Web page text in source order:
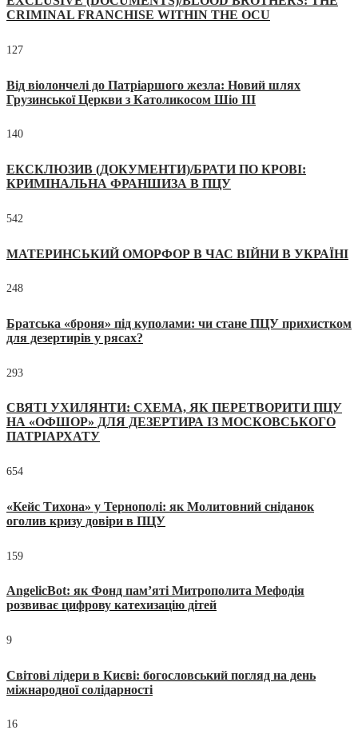
CRIMINAL FRANCHISE WITHIN THE OCU
127
Від віолончелі до Патріаршого жезла: Новий шлях
Грузинської Церкви з Католикосом Шіо III
140
ЕКСКЛЮЗИВ (ДОКУМЕНТИ)/БРАТИ ПО КРОВІ:
КРИМІНАЛЬНА ФРАНШИЗА В ПЦУ
542
МАТЕРИНСЬКИЙ ОМОРФОР В ЧАС ВІЙНИ В УКРАЇНІ
248
Братська «броня» під куполами: чи стане ПЦУ прихистком
для дезертирів у рясах?
293
СВЯТІ УХИЛЯНТИ: СХЕМА, ЯК ПЕРЕТВОРИТИ ПЦУ
НА «ОФШОР» ДЛЯ ДЕЗЕРТИРА ІЗ МОСКОВСЬКОГО
ПАТРІАРХАТУ
654
«Кейс Тихона» у Тернополі: як Молитовний сніданок
оголив кризу довіри в ПЦУ
159
AngelicBot: як Фонд пам’яті Митрополита Мефодія
розвиває цифрову катехизацію дітей
9
Світові лідери в Києві: богословський погляд на день
міжнародної солідарності
16